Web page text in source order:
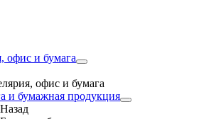
офис и бумага
офис и бумага
и бумажная продукция
Назад